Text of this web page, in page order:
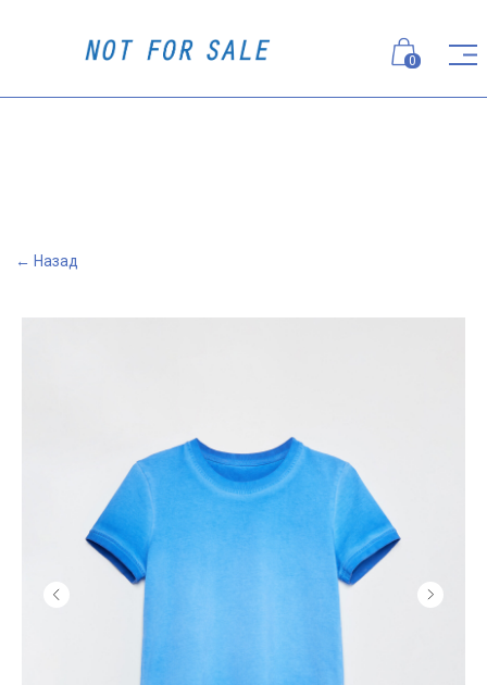
0
← Назад